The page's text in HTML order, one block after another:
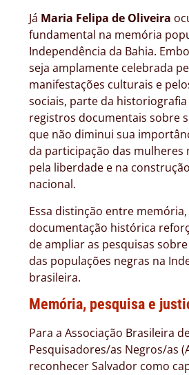
Já Maria Felipa de Oliveira
fundamental na memória
Independência da Bahia.
seja amplamente celebrada
manifestações culturais e
sociais, parte da
registros documentais sobre
que não diminui sua
da participação das mulheres
pela liberdade e na
nacional.
Essa distinção entre
documentação histórica
de ampliar as pesquisas
das populações negras na
brasileira.
Memória, pesquisa e
Para a Associação Brasileira
Pesquisadores/as Negros/as
reconhecer Salvador como